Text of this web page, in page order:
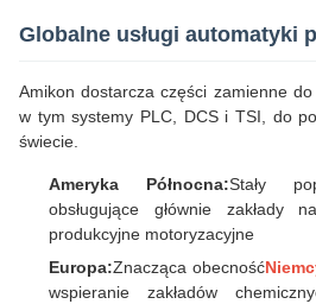
Globalne usługi automatyki
Amikon dostarcza części zamienne do
w tym systemy PLC, DCS i TSI, do
świecie.
Ameryka Północna:Stały
obsługujące głównie zakłady
produkcyjne motoryzacyjne
Europa:Znacząca obecność
wspieranie zakładów